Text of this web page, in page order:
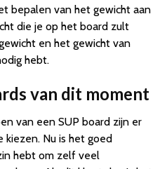
bepalen van het gewicht aan
die je op het board zult
en het gewicht van
hebt.
van dit moment
van een SUP board zijn er
Nu is het goed
hebt om zelf veel